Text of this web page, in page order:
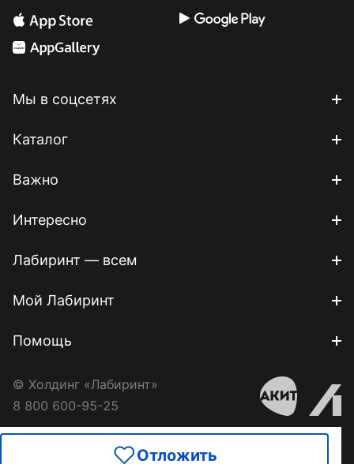
Отложить
Мы в соцсетях
Каталог
Важно
Интересно
Лабиринт — всем
Мой Лабиринт
Помощь
© Холдинг «Лабиринт»
8 800 600-95-25